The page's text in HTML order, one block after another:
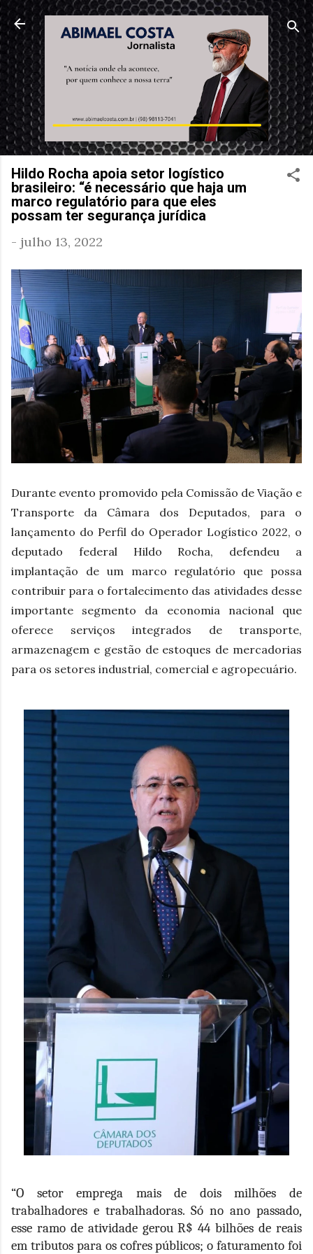
Pular para o conteúdo principal
Hildo Rocha apoia setor logístico
brasileiro: “é necessário que haja um
marco regulatório para que eles
possam ter segurança jurídica
- julho 13, 2022
Durante evento promovido pela Comissão de Viação e
Transporte da Câmara dos Deputados, para o
lançamento do Perfil do Operador Logístico 2022, o
deputado federal Hildo Rocha, defendeu a
implantação de um marco regulatório que possa
contribuir para o fortalecimento das atividades desse
importante segmento da economia nacional que
oferece serviços integrados de transporte,
armazenagem e gestão de estoques de mercadorias
para os setores industrial, comercial e agropecuário.
“O setor emprega mais de dois milhões de
trabalhadores e trabalhadoras. Só no ano passado,
esse ramo de atividade gerou R$ 44 bilhões de reais
em tributos para os cofres públicos; o faturamento foi